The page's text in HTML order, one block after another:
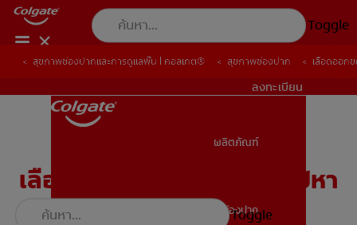
Toggle
ลงทะเบียน
ผลิตภัณฑ์
สุขภาพช่องปาก
Toggle
สุขภาพช่องปากและการดูแลฟัน | คอลเกต® สุขภาพช่องปาก เลือดออก
เลือดออกขณะขัดฟัน: ควรไปหา
หมอฟันหรือไม่